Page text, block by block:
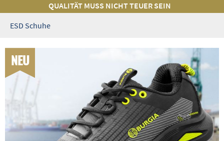
QUALITÄT MUSS NICHT TEUER SEIN
ESD Schuhe
NEU